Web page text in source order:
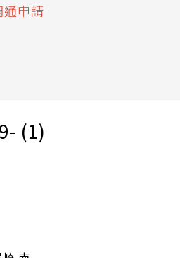
通申請
併申請圖文教學
結果查詢
步暫停部分閱讀服務
(1)